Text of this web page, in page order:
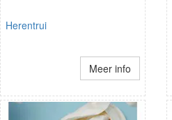
Herentrui
Meer info